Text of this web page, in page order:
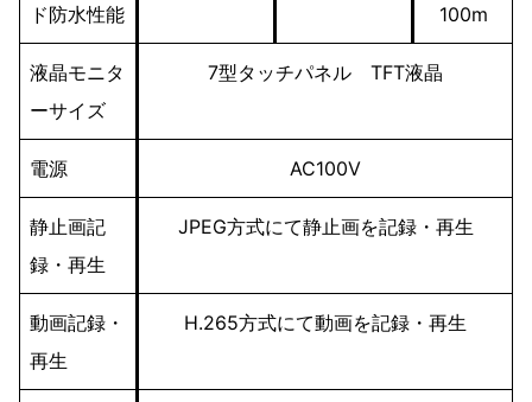
ド防水性能
100m
液晶モニタ
ーサイズ
7型タッチパネル TFT液晶
電源 AC100V
静止画記
録・再生
JPEG方式にて静止画を記録・再生
動画記録・
再生
H.265方式にて動画を記録・再生